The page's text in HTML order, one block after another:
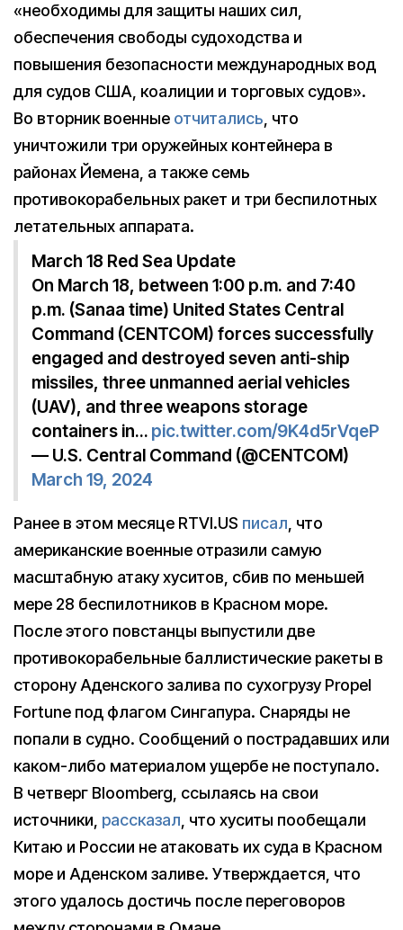
«необходимы для защиты наших сил,
обеспечения свободы судоходства и
повышения безопасности международных вод
для судов США, коалиции и торговых судов».
Во вторник военные отчитались, что
уничтожили три оружейных контейнера в
районах Йемена, а также семь
противокорабельных ракет и три беспилотных
летательных аппарата.
March 18 Red Sea Update
On March 18, between 1:00 p.m. and 7:40
p.m. (Sanaa time) United States Central
Command (CENTCOM) forces successfully
engaged and destroyed seven anti-ship
missiles, three unmanned aerial vehicles
(UAV), and three weapons storage
containers in… pic.twitter.com/9K4d5rVqeP
— U.S. Central Command (@CENTCOM)
March 19, 2024
Ранее в этом месяце RTVI.US писал, что
американские военные отразили самую
масштабную атаку хуситов, сбив по меньшей
мере 28 беспилотников в Красном море.
После этого повстанцы выпустили две
противокорабельные баллистические ракеты в
сторону Аденского залива по сухогрузу Propel
Fortune под флагом Сингапура. Снаряды не
попали в судно. Сообщений о пострадавших или
каком-либо материалом ущербе не поступало.
В четверг Bloomberg, ссылаясь на свои
источники, рассказал, что хуситы пообещали
Китаю и России не атаковать их суда в Красном
море и Аденском заливе. Утверждается, что
этого удалось достичь после переговоров